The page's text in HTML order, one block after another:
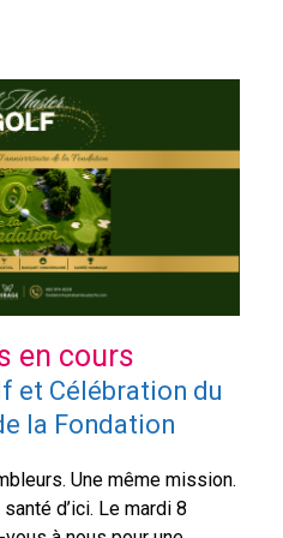
à la grande
la
a
de dollars à
de
Marie-Ève et Jérémy
en cours
et Célébration du
la Fondation
Une même mission.
d’ici. Le mardi 8